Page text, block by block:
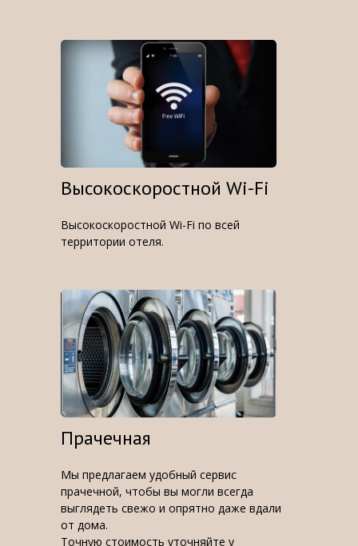
Высокоскоростной Wi-Fi
Высокоскоростной Wi-Fi по всей
территории отеля.
Прачечная
Мы предлагаем удобный сервис
прачечной, чтобы вы могли всегда
выглядеть свежо и опрятно даже вдали
от дома.
Точную стоимость уточняйте у